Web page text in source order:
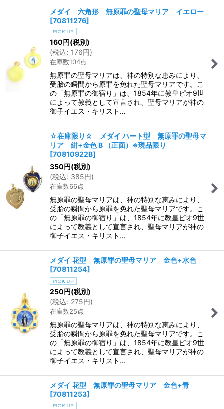
メダイ 六角形 無原罪の聖母マリア イエロー
[70811276]
160円(税別)
(税込: 176円)
在庫数104点
無原罪の聖母マリアは、神の特別な恵みにより、
受胎の瞬間から原罪を免れた聖母マリアです。こ
の「無原罪の御宿り」は、1854年に教皇ピオ9世
によって教義として宣言され、聖母マリアが神の
御子イエス・キリスト…
☆在庫限り☆ メダイ ハート型 無原罪の聖母マ
リア 紺+金色 B （正面）※現品限り
[70810922B]
350円(税別)
(税込: 385円)
在庫数66点
無原罪の聖母マリアは、神の特別な恵みにより、
受胎の瞬間から原罪を免れた聖母マリアです。こ
の「無原罪の御宿り」は、1854年に教皇ピオ9世
によって教義として宣言され、聖母マリアが神の
御子イエス・キリスト…
メダイ 花型 無原罪の聖母マリア 金色+水色
[70811254]
250円(税別)
(税込: 275円)
在庫数25点
無原罪の聖母マリアは、神の特別な恵みにより、
受胎の瞬間から原罪を免れた聖母マリアです。こ
の「無原罪の御宿り」は、1854年に教皇ピオ9世
によって教義として宣言され、聖母マリアが神の
御子イエス・キリスト…
メダイ 花型 無原罪の聖母マリア 金色+青
[70811253]